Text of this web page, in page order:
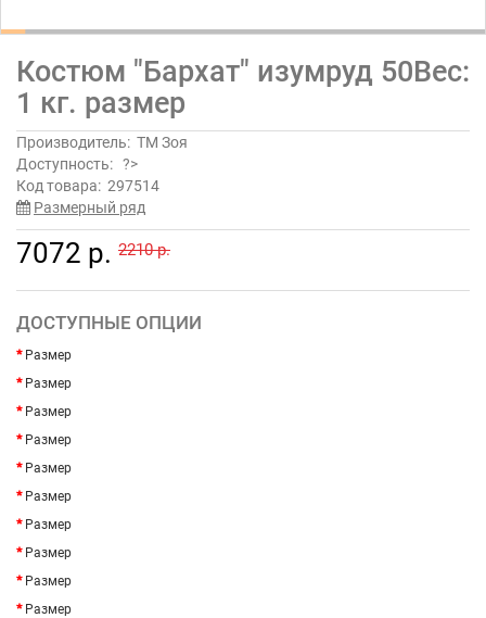
Костюм "Бархат" изумруд 50Вес:
1 кг. размер
Производитель: ТМ Зоя
Доступность: ?>
Код товара: 297514
Размерный ряд
7072 р. 2210 р.
ДОСТУПНЫЕ ОПЦИИ
Размер
Размер
Размер
Размер
Размер
Размер
Размер
Размер
Размер
Размер